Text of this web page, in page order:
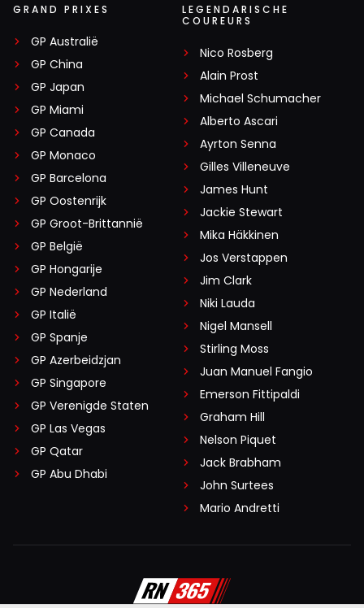
GRAND PRIXES
GP Australië
GP China
GP Japan
GP Miami
GP Canada
GP Monaco
GP Barcelona
GP Oostenrijk
GP Groot-Brittannië
GP België
GP Hongarije
GP Nederland
GP Italië
GP Spanje
GP Azerbeidzjan
GP Singapore
GP Verenigde Staten
GP Las Vegas
GP Qatar
GP Abu Dhabi
LEGENDARISCHE
COUREURS
Nico Rosberg
Alain Prost
Michael Schumacher
Alberto Ascari
Ayrton Senna
Gilles Villeneuve
James Hunt
Jackie Stewart
Mika Häkkinen
Jos Verstappen
Jim Clark
Niki Lauda
Nigel Mansell
Stirling Moss
Juan Manuel Fangio
Emerson Fittipaldi
Graham Hill
Nelson Piquet
Jack Brabham
John Surtees
Mario Andretti